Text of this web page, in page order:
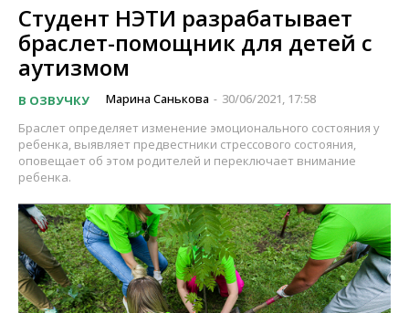
Студент НЭТИ разрабатывает
браслет-помощник для детей с
аутизмом
В ОЗВУЧКУ Марина Санькова - 30/06/2021, 17:58
Браслет определяет изменение эмоционального состояния у
ребенка, выявляет предвестники стрессового состояния,
оповещает об этом родителей и переключает внимание
ребенка.